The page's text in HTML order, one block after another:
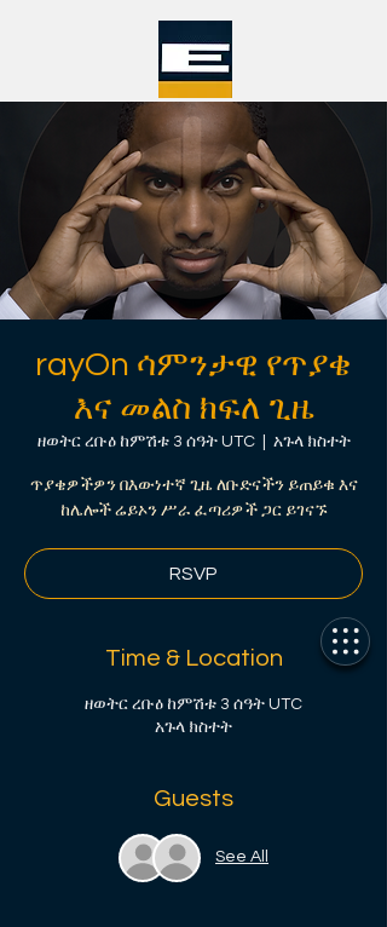
rayOn ሳምንታዊ የጥያቄ
እና መልስ ክፍለ ጊዜ
ዘወትር ረቡዕ ከምሽቱ 3 ሰዓት UTC
  |
አጉላ ክስተት
ጥያቄዎችዎን በእውነተኛ ጊዜ ለቡድናችን ይጠይቁ እና
ከሌሎች ሬይኦን ሥራ ፈጣሪዎች ጋር ይገናኙ
RSVP
Time & Location
ዘወትር ረቡዕ ከምሽቱ 3 ሰዓት UTC
አጉላ ክስተት
Guests
See All